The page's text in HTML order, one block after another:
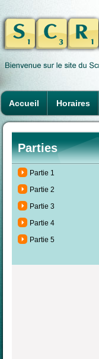
Accueil Horaires
Parties
Partie 1
Partie 2
Partie 3
Partie 4
Partie 5